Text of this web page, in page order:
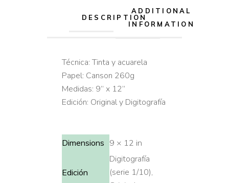
DESCRIPTION
ADDITIONAL
INFORMATION
Técnica: Tinta y acuarela
Papel: Canson 260g
Medidas: 9” x 12”
Edición: Original y Digitografía
Dimensions 9 × 12 in
Edición
Digitografía
(serie 1/10),